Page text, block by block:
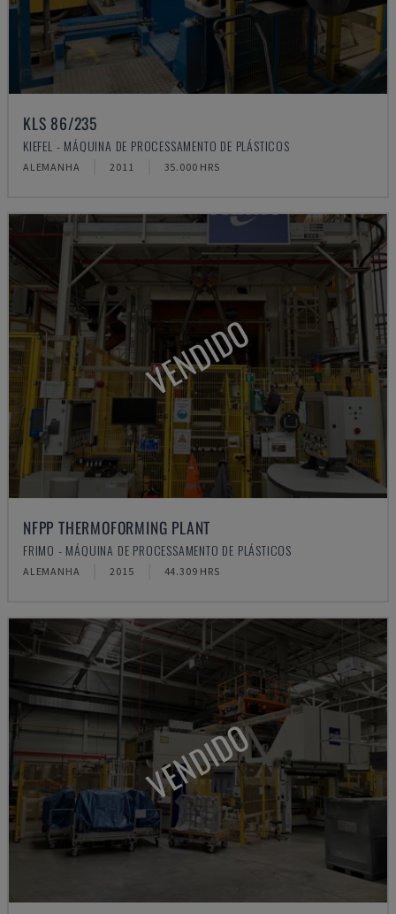
KLS 86/235
KIEFEL - MÁQUINA DE PROCESSAMENTO DE PLÁSTICOS
ALEMANHA 2011 35.000 HRS
VENDIDO
NFPP THERMOFORMING PLANT
FRIMO - MÁQUINA DE PROCESSAMENTO DE PLÁSTICOS
ALEMANHA 2015 44.309 HRS
VENDIDO